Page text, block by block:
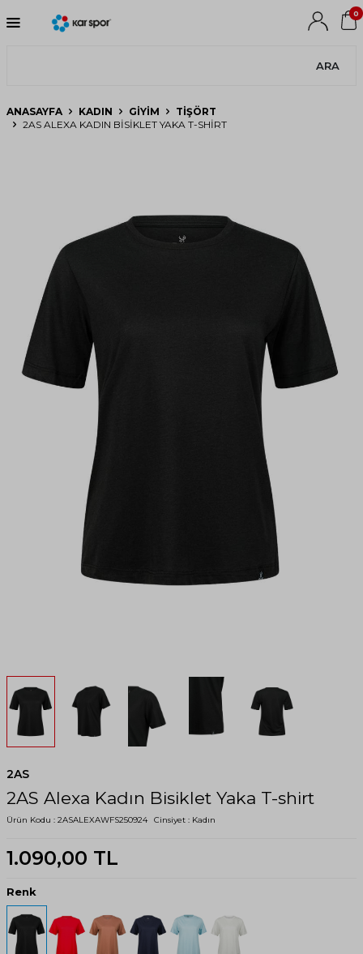
ARA
0
ANASAYFA KADIN GIYIM
TIŞÖRT
2AS ALEXA KADIN BISIKLET YAKA T-SHIRT
2AS
2AS Alexa Kadın Bisiklet Yaka T-shirt
Ürün Kodu : 2ASALEXAWFS250924 Cinsiyet : Kadın
1.090,00 TL
Renk